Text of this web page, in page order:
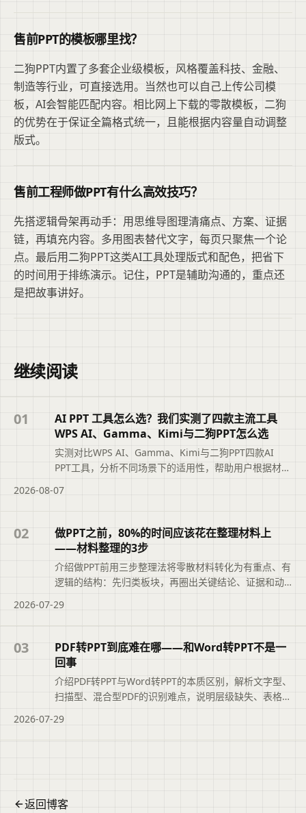
售前PPT的模板哪里找？
二狗PPT内置了多套企业级模板，风格覆盖科技、金融、
制造等行业，可直接选用。当然也可以自己上传公司模
板，AI会智能匹配内容。相比网上下载的零散模板，二狗
的优势在于保证全篇格式统一，且能根据内容量自动调整
版式。
售前工程师做PPT有什么高效技巧？
先搭逻辑骨架再动手：用思维导图理清痛点、方案、证据
链，再填充内容。多用图表替代文字，每页只聚焦一个论
点。最后用二狗PPT这类AI工具处理版式和配色，把省下
的时间用于排练演示。记住，PPT是辅助沟通的，重点还
是把故事讲好。
继续阅读
01
AI PPT 工具怎么选？我们实测了四款主流工具
WPS AI、Gamma、Kimi与二狗PPT怎么选
实测对比WPS AI、Gamma、Kimi与二狗PPT四款AI
PPT工具，分析不同场景下的适用性，帮助用户根据材料
目追求综合排名。摘要依据标题与正文整理，概括页面
断文章是否符合当前需求，再查看完整原文。
2026-08-07
02
做PPT之前，80%的时间应该花在整理材料上
——材料整理的3步
介绍做PPT前用三步整理法将零散材料转化为有重点、有
逻辑的结构：先归类板块，再圈出关键结论、证据和动
会导致重点淹没、结构雷同，并给出结合二狗PPT大纲快
上。便于读者从搜索结果中快速了解页面主题与主要内
容。
2026-07-29
03
PDF转PPT到底难在哪——和Word转PPT不是一
回事
介绍PDF转PPT与Word转PPT的本质区别，解析文字型、
扫描型、混合型PDF的识别难点，说明层级缺失、表格错
的完整操作路径与适用场景建议。文章摘要依据现有标
2026-07-29
返回博客